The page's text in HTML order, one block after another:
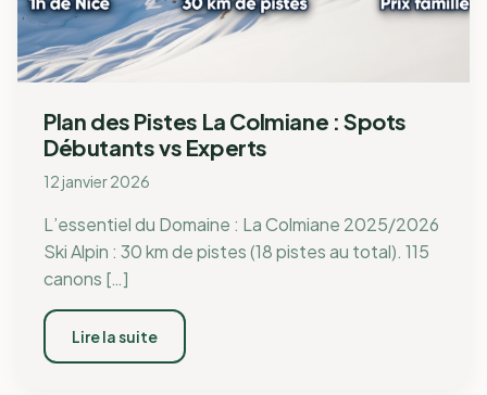
Plan des Pistes La Colmiane : Spots
Débutants vs Experts
12 janvier 2026
L’essentiel du Domaine : La Colmiane 2025/2026
Ski Alpin : 30 km de pistes (18 pistes au total). 115
canons […]
Lire la suite